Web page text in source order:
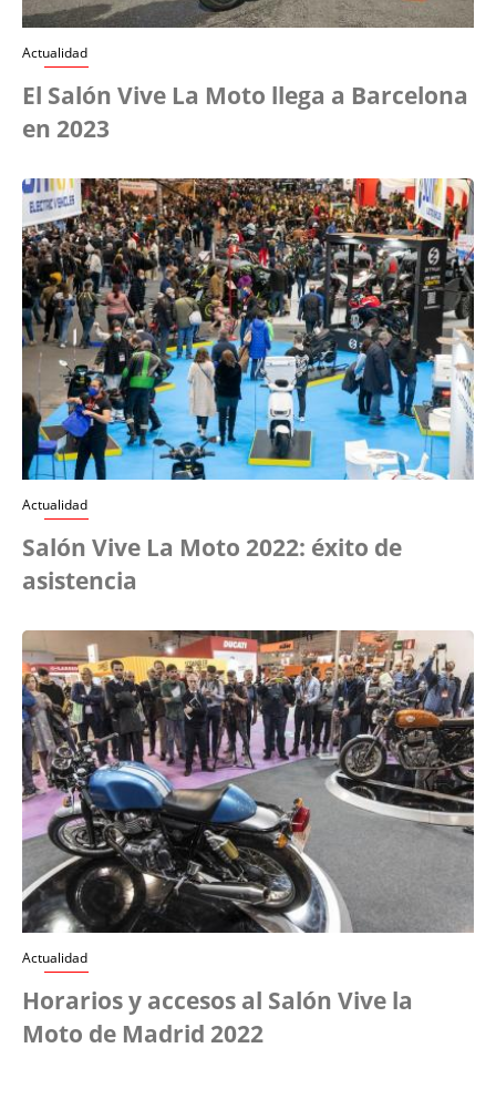
Actualidad
El Salón Vive La Moto llega a Barcelona
en 2023
Actualidad
Salón Vive La Moto 2022: éxito de
asistencia
Actualidad
Horarios y accesos al Salón Vive la
Moto de Madrid 2022